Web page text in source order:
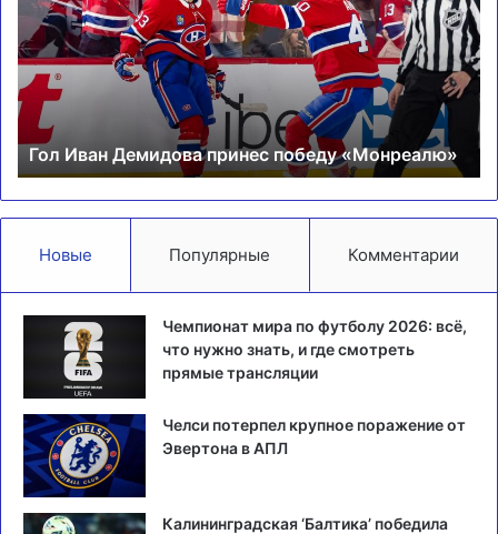
принес
победу
«Монреалю»
Гол Иван Демидова принес победу «Монреалю»
на
Новые Популярные Комментарии
Чемпионат мира по футболу 2026: всё,
что нужно знать, и где смотреть
прямые трансляции
Челси потерпел крупное поражение от
Эвертона в АПЛ
Калининградская ‘Балтика’ победила